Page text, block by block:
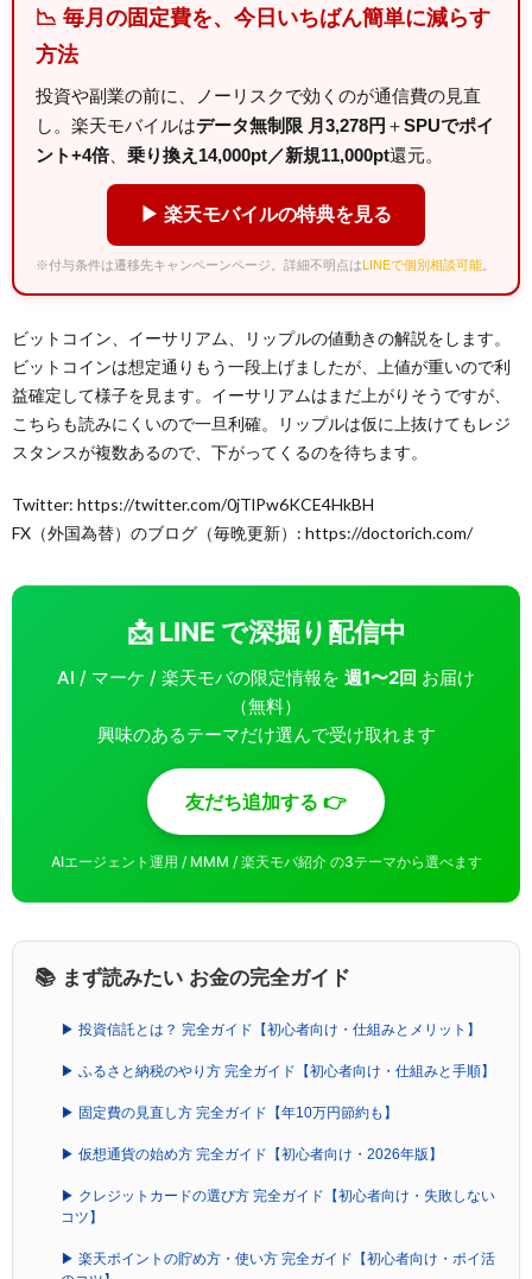
📉 毎月の固定費を、今日いちばん簡単に減らす
方法
投資や副業の前に、ノーリスクで効くのが通信費の見直
し。楽天モバイルはデータ無制限 月3,278円 ＋SPUでポイ
ント+4倍
乗り換え14,000pt／新規11,000pt還元。
▶ 楽天モバイルの特典を見る
※付与条件は遷移先キャンペーンページ。詳細不明点はLINEで個別相談可能
ビットコイン、イーサリアム、リップルの値動きの解説をします。
ビットコインは想定通りもう一段上げましたが、上値が重いので利
益確定して様子を見ます。イーサリアムはまだ上がりそうですが、
こちらも読みにくいので一旦利確。リップルは仮に上抜けてもレジ
スタンスが複数あるので、下がってくるのを待ちます。
Twitter: https://twitter.com/0jTlPw6KCE4HkBH
FX（外国為替）のブログ（毎晩更新）: https://doctorich.com/
📩 LINE で深掘り配信中
AI / マーケ / 楽天モバの限定情報を 週1〜2回 お届け
（無料）
興味のあるテーマだけ選んで受け取れます
友だち追加する 👉
AIエージェント運用 / MMM / 楽天モバ紹介 の3テーマから選べます
📚 まず読みたい お金の完全ガイド
▶ 投資信託とは？ 完全ガイド【初心者向け・仕組みとメリット】
▶ ふるさと納税のやり方 完全ガイド【初心者向け・仕組みと手順】
▶ 固定費の見直し方 完全ガイド【年10万円節約も】
▶ 仮想通貨の始め方 完全ガイド【初心者向け・2026年版】
▶ クレジットカードの選び方 完全ガイド【初心者向け・失敗しない
コツ】
▶ 楽天ポイントの貯め方・使い方 完全ガイド【初心者向け・ポイ活